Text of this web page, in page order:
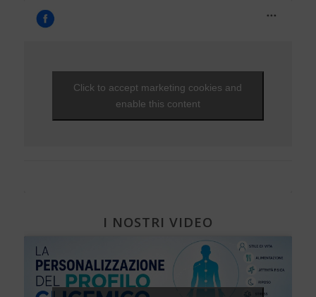
Click to accept marketing cookies and
enable this content
I NOSTRI VIDEO